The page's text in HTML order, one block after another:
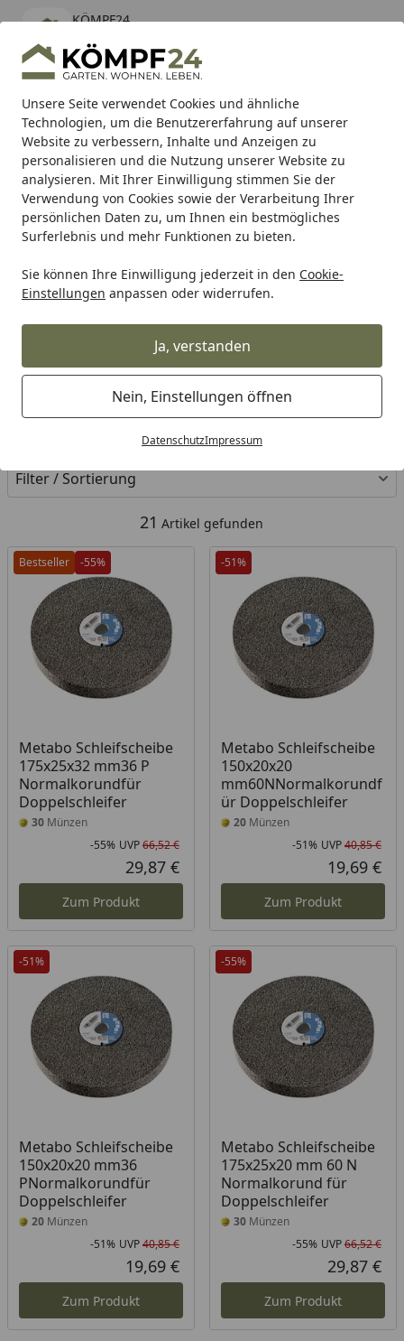
Unsere Seite verwendet Cookies und ähnliche
Technologien, um die Benutzererfahrung auf unserer
Website zu verbessern, Inhalte und Anzeigen zu
personalisieren und die Nutzung unserer Website zu
analysieren. Mit Ihrer Einwilligung stimmen Sie der
Verwendung von Cookies sowie der Verarbeitung Ihrer
persönlichen Daten zu, um Ihnen ein bestmögliches
Surferlebnis und mehr Funktionen zu bieten.
Sie können Ihre Einwilligung jederzeit in den Cookie-
Einstellungen anpassen oder widerrufen.
Ja, verstanden
Nein, Einstellungen öffnen
DatenschutzImpressum
KÖMPF24
kostenlos - Im App Store
Hotline
Alle Produkte
Mein Konto
Suchen
Karibu Pools inkl. gratis Sandfilteranlage & Pool-
Starterset (Gesamtwert bis 468,99€)
Startseite
Metabo Zubehör Zubehör Schleifen & Polieren
Metabo Schleifscheiben,
Normalkorund
Ihre Artikelübersicht
Filter / Sortierung
21 Artikel gefunden
Bestseller -55%
Metabo Schleifscheibe
175x25x32 mm36 P
Normalkorundfür
Doppelschleifer
30 Münzen
Rabatt in Prozent
-55%
Ursprünglicher Preis
UVP66,52 €
Aktueller Preis
29,87 €
Zum Produkt
-51%
Metabo Schleifscheibe
150x20x20
mm60NNormalkorundf
ür Doppelschleifer
20Münzen
-51% UVP40,85 €
19,69 €
Zum Produkt
-51%
Metabo Schleifscheibe
150x20x20 mm36
PNormalkorundfür
Doppelschleifer
20 Münzen
Rabatt in Prozent
-51%
Ursprünglicher Preis
UVP40,85 €
Aktueller Preis
19,69 €
Zum Produkt
-55%
Metabo Schleifscheibe
175x25x20 mm 60 N
Normalkorund für
Doppelschleifer
30Münzen
-55% UVP66,52 €
29,87 €
Zum Produkt